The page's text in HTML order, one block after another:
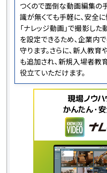
つくので面倒な動画編集の
識が無くても手軽に、安全に
「ナレッジ動画」で撮影し
を設定できるため、企業内
守ります。さらに、新人教
も追加され、新規入場者教
役立ていただけます。